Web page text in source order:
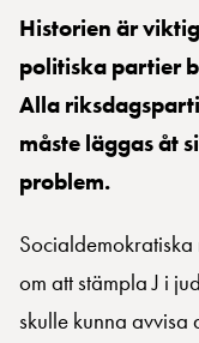
Historien är
politiska partier
Alla
måste läggas åt
problem.
om att stämpla J i
skulle kunna